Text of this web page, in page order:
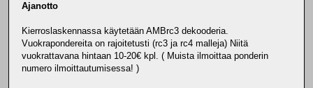
Ajanotto
Kierroslaskennassa käytetään AMBrc3 dekooderia.
Vuokrapondereita on rajoitetusti (rc3 ja rc4 malleja) Niitä
vuokrattavana hintaan 10-20€ kpl. ( Muista ilmoittaa ponderin
numero ilmoittautumisessa! )